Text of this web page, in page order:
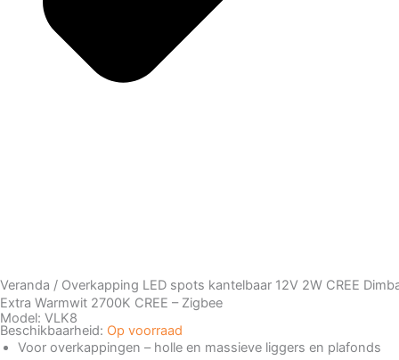
Veranda / Overkapping LED spots kantelbaar 12V 2W CREE
Extra Warmwit 2700K CREE – Zigbee
Model: VLK8
Beschikbaarheid: Op voorraad
Voor overkappingen – holle en massieve liggers en plafonds